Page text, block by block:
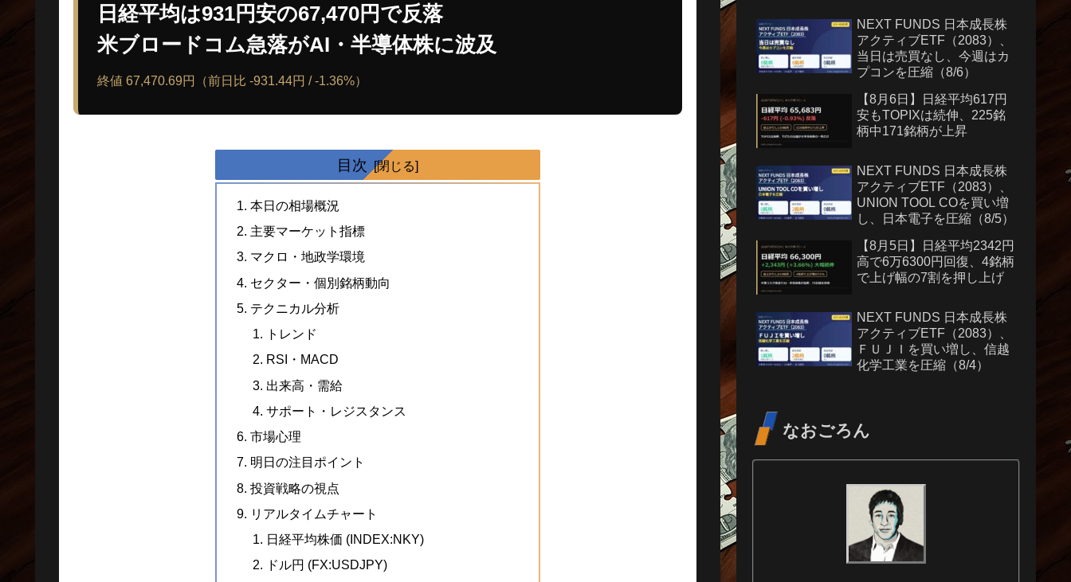
日経平均は931円安の67,470円で反落
米ブロードコム急落がAI・半導体株に波及
終値 67,470.69円（前日比 -931.44円 / -1.36%）
目次
本日の相場概況
主要マーケット指標
マクロ・地政学環境
セクター・個別銘柄動向
テクニカル分析
トレンド
RSI・MACD
出来高・需給
サポート・レジスタンス
市場心理
明日の注目ポイント
投資戦略の視点
リアルタイムチャート
日経平均株価 (INDEX:NKY)
ドル円 (FX:USDJPY)
NEXT FUNDS 日本成長株
アクティブETF（2083）、
当日は売買なし、今週はカ
プコンを圧縮（8/6）
【8月6日】日経平均617円
安もTOPIXは続伸、225銘
柄中171銘柄が上昇
NEXT FUNDS 日本成長株
アクティブETF（2083）、
UNION TOOL COを買い増
し、日本電子を圧縮（8/5）
【8月5日】日経平均2342円
高で6万6300円回復、4銘柄
で上げ幅の7割を押し上げ
NEXT FUNDS 日本成長株
アクティブETF（2083）、
ＦＵＪＩを買い増し、信越
化学工業を圧縮（8/4）
なおごろん